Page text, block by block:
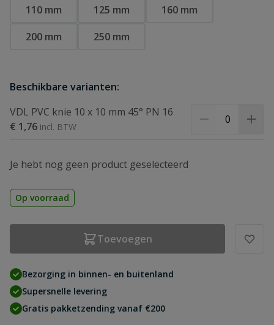
110 mm
125 mm
160 mm
200 mm
250 mm
Beschikbare varianten:
VDL PVC knie 10 x 10 mm 45° PN 16
€ 1,76
Je hebt nog geen product geselecteerd
Op voorraad
Toevoegen
Bezorging in binnen- en buitenland
Supersnelle levering
Gratis pakketzending vanaf €200